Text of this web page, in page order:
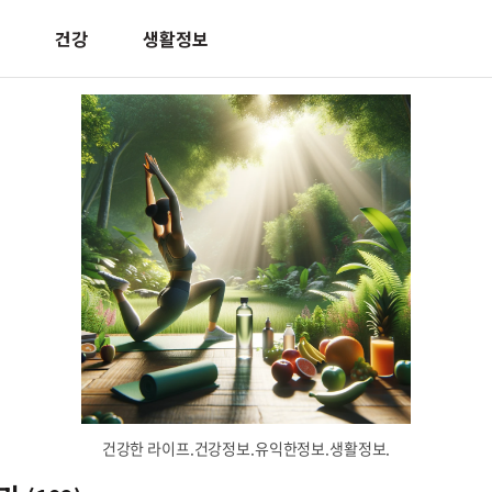
건강 생활정보
건강한 라이프.건강정보.유익한정보.생활정보.